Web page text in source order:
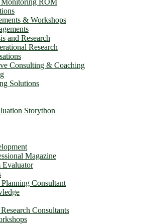
& Workshops
and Research
Research
Consulting & Coaching
Solutions
Storython
Magazine
Evaluator
Consultant
Consultants